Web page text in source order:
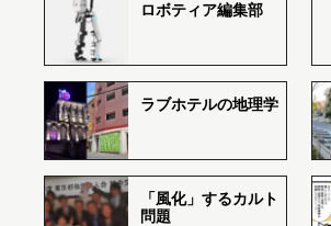
ロボティア編集部
ラブホテルの地理学
「風化」するカルト
問題